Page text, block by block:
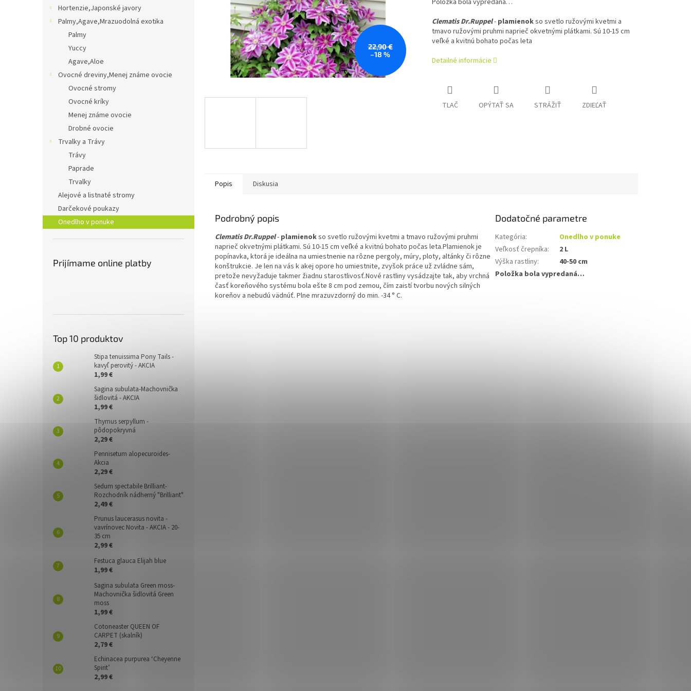
Hortenzie,Japonské javory
Palmy,Agave,Mrazuodolná exotika
Palmy
Yuccy
Agave,Aloe
Ovocné dreviny,Menej známe ovocie
Ovocné stromy
Ovocné kríky
Menej známe ovocie
Drobné ovocie
Trvalky a Trávy
Trávy
Paprade
Trvalky
Alejové a listnaté stromy
Darčekové poukazy
Onedlho v ponuke
Prijímame online platby
Top 10 produktov
Stipa tenuissima Pony Tails -
kavyľ perovitý - AKCIA
1,99 €
Sagina subulata-Machovnička
šidlovitá - AKCIA
1,99 €
Thymus serpyllum -
pôdopokryvná
2,29 €
Pennisetum alopecuroides-
Akcia
2,29 €
Sedum spectabile Brilliant-
Rozchodník nádherný "Brilliant"
2,49 €
Prunus laucerasus novita -
vavrínovec Novita - AKCIA - 20-
35 cm
2,99 €
Festuca glauca Elijah blue
1,99 €
Sagina subulata Green moss-
Machovnička šidlovitá Green
moss
1,99 €
Cotoneaster QUEEN OF
CARPET (skalník)
2,79 €
Echinacea purpurea ‘Cheyenne
Spirit’
2,99 €
22,90 €
–18 %
Položka bola vypredaná…
Clematis Dr.Ruppel-plamienokso svetlo ružovými kvetmi a
tmavo ružovými pruhmi naprieč okvetnými plátkami. Sú 10-15 cm
veľké a kvitnú bohato počas leta
Detailné informácie
TLAČ OPÝTAŤ SA STRÁŽIŤ ZDIEĽAŤ
Popis Diskusia
Podrobný popis
Clematis Dr.Ruppel- plamienokso svetlo ružovými kvetmi a tmavo ružovými pruhmi
naprieč okvetnými plátkami. Sú 10-15 cm veľké a kvitnú bohato počas leta.Plamienok je
popínavka, ktorá je ideálna na umiestnenie na rôzne pergoly, múry, ploty, altánky či rôzne
konštrukcie. Je len na vás k akej opore ho umiestnite, zvyšok práce už zvládne sám,
pretože nevyžaduje takmer žiadnu starostlivosť.Nové rastliny vysádzajte tak, aby vrchná
časť koreňového systému bola ešte 8 cm pod zemou, čím zaistí tvorbu nových silných
koreňov a nebudú vädnúť. Plne mrazuvzdorný do min. -34 ° C.
Dodatočné parametre
Kategória:
Onedlho v ponuke
Veľkosť črepníka:
2 L
Výška rastliny:
40-50 cm
Položka bola vypredaná…